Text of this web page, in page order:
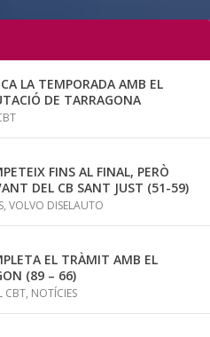
LA TEMPORADA AMB EL
DE TARRAGONA
FINS AL FINAL, PERÒ
DEL CB SANT JUST (51-59)
, VOLVO DISELAUTO
EL TRÀMIT AMB EL
(89 – 66)
CBT, NOTÍCIES